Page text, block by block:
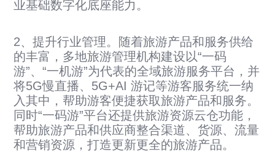
业基础数字化底座能力。
2、提升行业管理。随着旅游产品和服务供给
的丰富，多地旅游管理机构建设以“一码
游”、“一机游”为代表的全域旅游服务平台，并
将5G慢直播、5G+AI 游记等游客服务统一纳
入其中，帮助游客便捷获取旅游产品和服务。
同时“一码游”平台还提供旅游资源云仓功能，
帮助旅游产品和供应商整合渠道、货源、流量
和营销资源，打造更新更全的旅游产品。